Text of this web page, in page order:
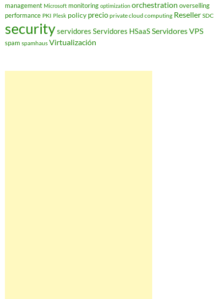
management Microsoft monitoring optimization orchestration overselling
performance PKI Plesk policy precio private cloud computing Reseller SDC
securityservidores Servidores HSaaSServidores VPS
spam spamhaus Virtualización